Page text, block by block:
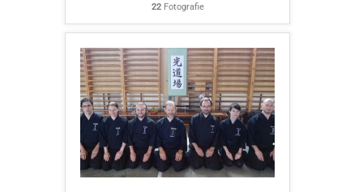
22Fotografie